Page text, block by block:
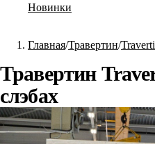
Новинки
Главная Травертин
Травертин
слэбах